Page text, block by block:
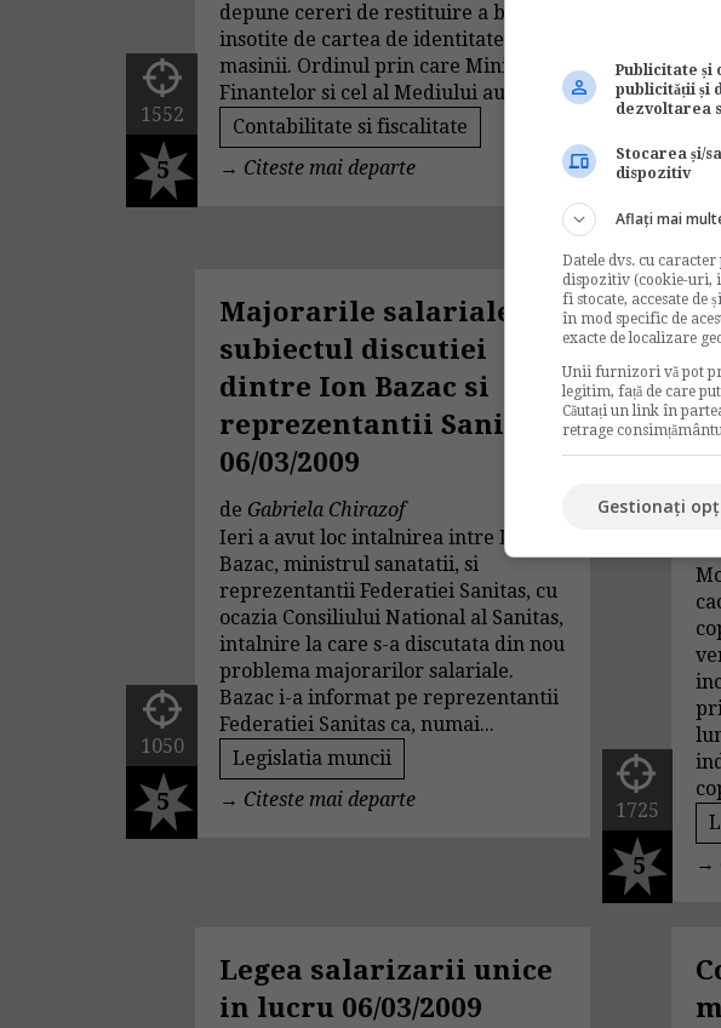
depune cereri de restituire a banilor
insotite de cartea de identitate a
masinii. Ordinul prin care Ministerul
Finantelor si cel al Mediului au...
Contabilitate si fiscalitate
→ Citeste mai departe
1552
5
1075
5
Majorarile salariale,
subiectul discutiei
dintre Ion Bazac si
reprezentantii Sanitas
06/03/2009
de Gabriela Chirazof
Ieri a avut loc intalnirea intre Ion
Bazac, ministrul sanatatii, si
reprezentantii Federatiei Sanitas, cu
ocazia Consiliului National al Sanitas,
intalnire la care s-a discutata din nou
problema majorarilor salariale.
Bazac i-a informat pe reprezentantii
Federatiei Sanitas ca, numai...
Legislatia muncii
→ Citeste mai departe
1050
5
→
1725
5
Legea salarizarii unice
in lucru 06/03/2009
Publicitate și
publicității și
dezvoltarea
Stocarea și/
dispozitiv
Aflați mai
Datele dvs. cu
dispozitiv (cookie-uri,
fi stocate, accesate de
în mod specific de
exacte de localizare
Unii furnizori vă pot
legitim, față de care
Căutați un link în
retrage
Gestionați